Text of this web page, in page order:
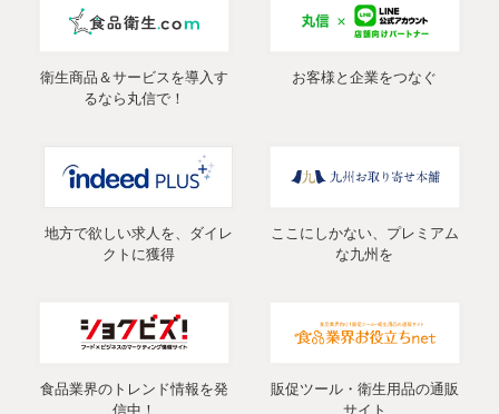
衛生商品＆サービスを導入す
るなら丸信で！
お客様と企業をつなぐ
地方で欲しい求人を、ダイレ
クトに獲得
ここにしかない、プレミアム
な九州を
食品業界のトレンド情報を発
信中！
販促ツール・衛生用品の通販
サイト